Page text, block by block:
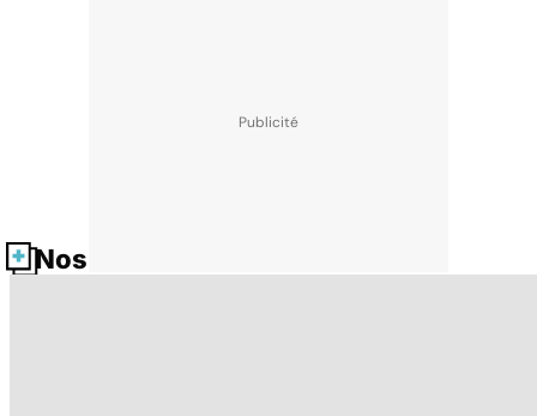
Nos fiches santé